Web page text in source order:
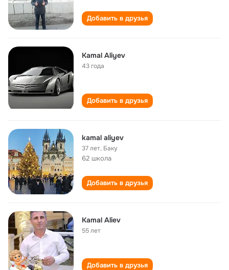
Добавить в друзья
Kamal Aliyev
43 года
Добавить в друзья
kamal aliyev
37 лет, Баку
62 школа
Добавить в друзья
Kamal Aliev
55 лет
Добавить в друзья